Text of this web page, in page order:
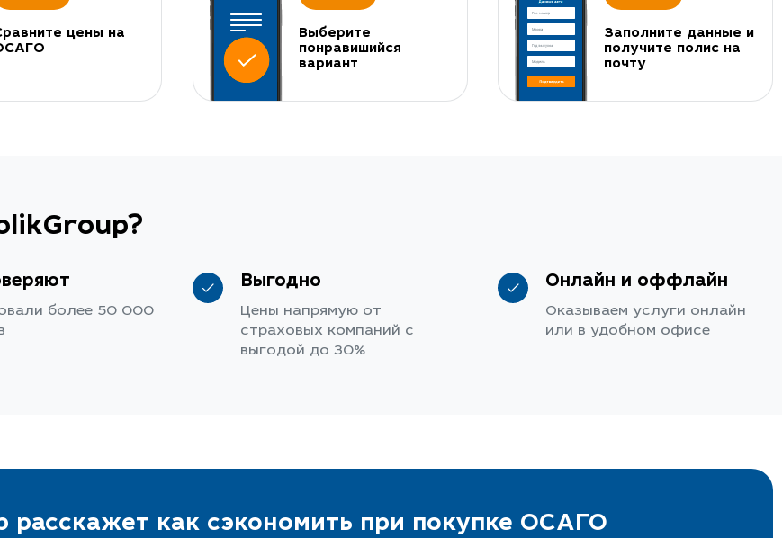
цены на
Выберите
понравишийся
вариант
Заполните данные и
получите полис на
почту
более 50 000
Выгодно
Цены напрямую от
страховых компаний с
выгодой до 30%
Онлайн и оффлайн
Оказываем услуги онлайн
или в удобном офисе
как сэкономить при покупке ОСАГО